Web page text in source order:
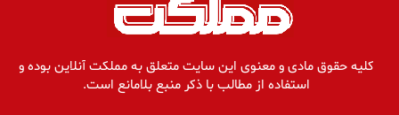
کلیه حقوق مادی و معنوی این سایت متعلق به مملکت آنلاین بوده و
استفاده از مطالب با ذکر منبع بلامانع است.